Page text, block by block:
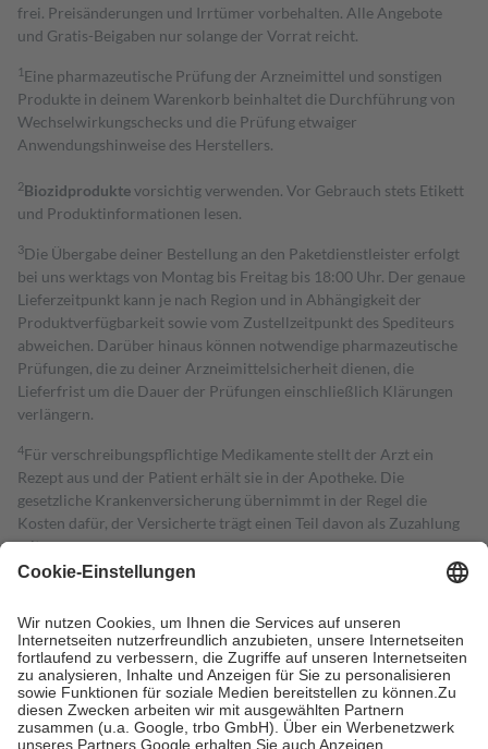
frei. Preisänderungen und Irrtümer vorbehalten. Alle Angebote
und Gratis-Beigaben nur solange der Vorrat reicht.
1 Eine pharmazeutische Prüfung der Arzneimittel und sonstigen
Produkte in deinem Warenkorb beinhaltet die Durchführung von
Wechselwirkungschecks und die Prüfung etwaiger
Anwendungshinweise des Herstellers.
2Biozidproduktevorsichtig verwenden. Vor Gebrauch stets Etikett
und Produktinformationen lesen.
3Die Übergabe deiner Bestellung an den Paketdienstleister erfolgt
bei uns werktags von Montag bis Freitag bis 18:00 Uhr. Der genaue
Lieferzeitpunkt kann je nach Region und in Abhängigkeit der
Produktverfügbarkeit sowie vom Zustellzeitpunkt des Spediteurs
abweichen. Darüber hinaus können notwendige pharmazeutische
Prüfungen, die zu deiner Arzneimittelsicherheit dienen, die
Lieferfrist um die Dauer der Prüfungen einschließlich Klärungen
verlängern.
4Für verschreibungspflichtige Medikamente stellt der Arzt ein
Rezept aus und der Patient erhält sie in der Apotheke. Die
gesetzliche Krankenversicherung übernimmt in der Regel die
Kosten dafür, der Versicherte trägt einen Teil davon als Zuzahlung
mit.
Grundsätzlich leisten Mitglieder Zuzahlungen in Höhe von zehn
höchstens zehn Euro.
Es sind jedoch nie mehr als die tatsächlichen
Kosten der Leistung zu entrichten.
Diese Regeln gelten grundsätzlich auch für Online-Apotheken.
Bei Heilmitteln und häuslicher Krankenpflege beträgt die
Zuzahlung zehn Prozent der Kosten sowie zehn Euro je
Verordnung.